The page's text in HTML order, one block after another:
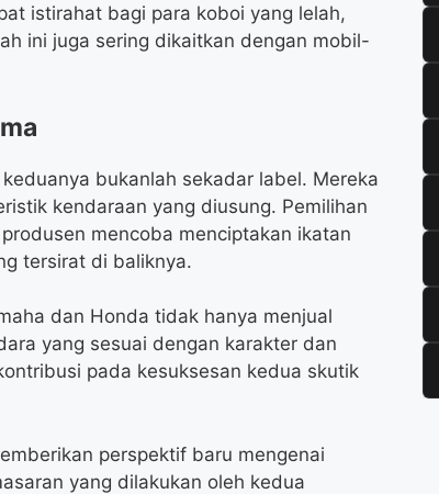
istirahat bagi para koboi yang lelah,
ini juga sering dikaitkan dengan mobil-
bukanlah sekadar label. Mereka
kendaraan yang diusung. Pemilihan
mencoba menciptakan ikatan
tersirat di baliknya.
dan Honda tidak hanya menjual
yang sesuai dengan karakter dan
pada kesuksesan kedua skutik
perspektif baru mengenai
yang dilakukan oleh kedua